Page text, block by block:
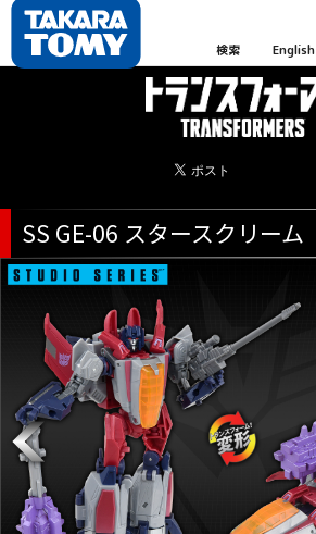
検索 English
SS GE-06 スタースクリーム